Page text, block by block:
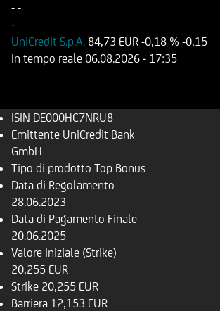
- -
-
UniCredit S.p.A. 84,73 EUR -0,18 % -0,15
In tempo reale 06.08.2026 - 17:35
ISIN DE000HC7NRU8
Emittente UniCredit Bank
GmbH
Tipo di prodotto Top Bonus
Data di Regolamento
28.06.2023
Data di Pagamento Finale
20.06.2025
Valore Iniziale (Strike)
20,255 EUR
Strike 20,255 EUR
Barriera 12,153 EUR